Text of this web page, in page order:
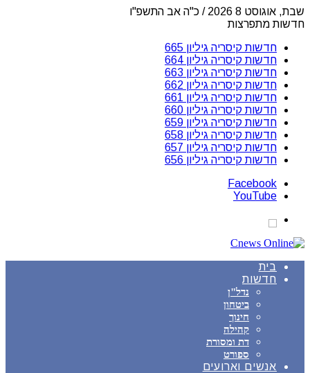
שבת, אוגוסט 8 2026 / כ"ה אב התשפ"ו
חדשות מתפרצות
חדשות קיסריה גיליון 665
חדשות קיסריה גיליון 664
חדשות קיסריה גיליון 663
חדשות קיסריה גיליון 662
חדשות קיסריה גיליון 661
חדשות קיסריה גיליון 660
חדשות קיסריה גיליון 659
חדשות קיסריה גיליון 658
חדשות קיסריה גיליון 657
חדשות קיסריה גיליון 656
Facebook
YouTube
בית
חדשות
נדל"ן
ביטחון
חינוך
קהילה
דת ומסורת
ספורט
אנשים וארועים